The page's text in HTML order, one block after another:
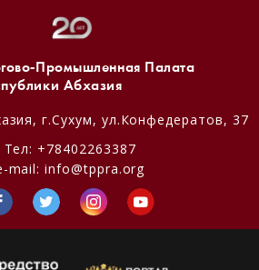
Промышленная Палата
Абхазия
г.Сухум, ул.Конфедератов, 37
Тел: +78402263387
mail:info@tppra.org